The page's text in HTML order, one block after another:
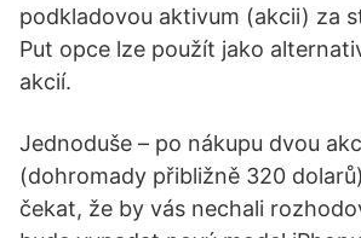
podkladovou aktivum (akcii) za
Put opce lze použít jako
akcií.
Jednoduše – po nákupu dvou
(dohromady přibližně 320
čekat, že by vás nechali